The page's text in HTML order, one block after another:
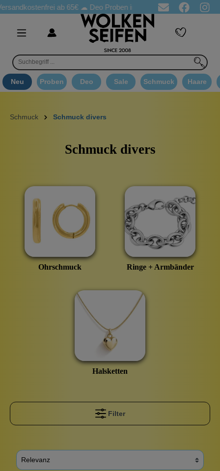
ab 65€ ☁ Deo Proben in jeder Bestellung ☁ Goodie
Neu Proben Deo Sale Schmuck Haare
Schmuck Schmuck divers
Schmuck divers
Ohrschmuck Ringe + Armbänder
Halsketten
Filter